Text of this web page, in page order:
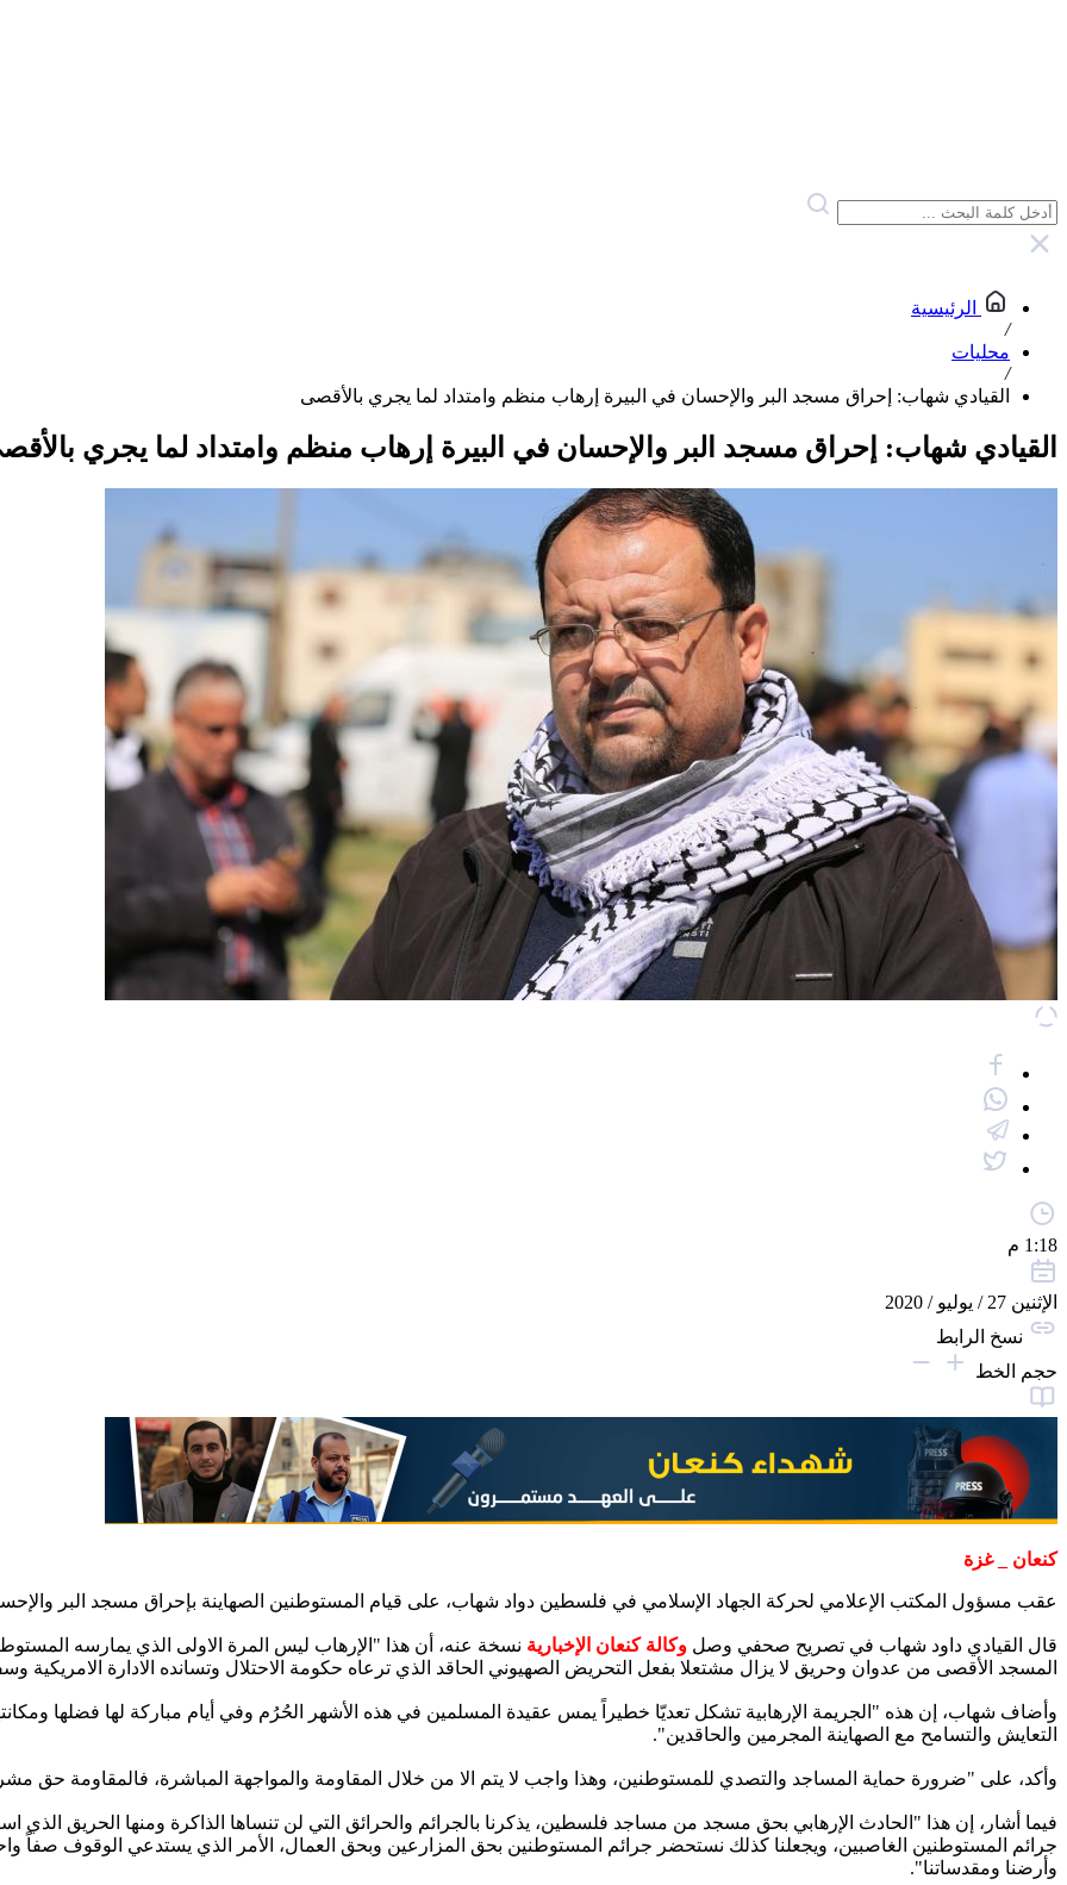
الرئيسية
/
محليات
/
القيادي شهاب: إحراق مسجد البر والإحسان في البيرة إرهاب منظم وامتداد لما يجري بالأقصى
القيادي شهاب: إحراق مسجد البر والإحسان في البيرة إرهاب منظم وامتداد لما يجري
1:18 م
الإثنين 27 / يوليو / 2020
نسخ الرابط
حجم الخط
كنعان _ غزة
عقب مسؤول المكتب الإعلامي لحركة الجهاد الإسلامي في فلسطين دواد شهاب، على قيام المستوطنين الصهاينة بإحراق مسجد البر
قال القيادي داود شهاب في تصريح صحفي وصل وكالة كنعان الإخبارية نسخة عنه، أن هذا "الإرهاب ليس المرة الاولى الذي يمارسه
المسجد الأقصى من عدوان وحريق لا يزال مشتعلا بفعل التحريض الصهيوني الحاقد الذي ترعاه حكومة الاحتلال وتسانده الادارة الامريكية
وأضاف شهاب، إن هذه "الجريمة الإرهابية تشكل تعديّا خطيراً يمس عقيدة المسلمين في هذه الأشهر الحُرُم وفي أيام مباركة لها فضلها
التعايش والتسامح مع الصهاينة المجرمين والحاقدين".
وأكد، على "ضرورة حماية المساجد والتصدي للمستوطنين، وهذا واجب لا يتم الا من خلال المقاومة والمواجهة المباشرة، فالمقاومة
فيما أشار، إن هذا "الحادث الإرهابي بحق مسجد من مساجد فلسطين، يذكرنا بالجرائم والحرائق التي لن تنساها الذاكرة ومنها الحريق الذي
جرائم المستوطنين الغاصبين، ويجعلنا كذلك نستحضر جرائم المستوطنين بحق المزارعين وبحق العمال، الأمر الذي يستدعي الوقوف صفاً
وأرضنا ومقدساتنا".